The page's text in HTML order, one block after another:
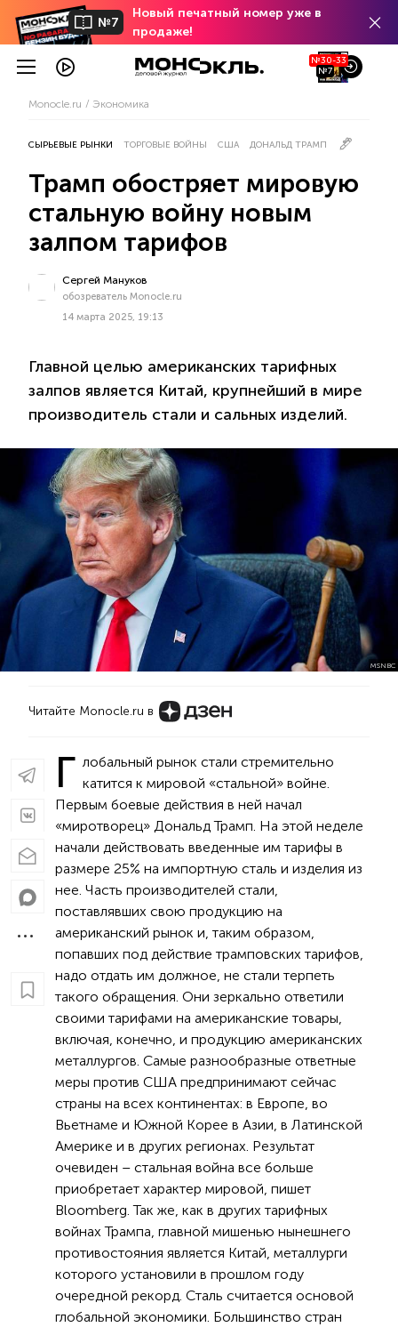
№7
Новый печатный номер уже в
продаже!
№30-33
№7
Monocle.ru Экономика
СЫРЬЕВЫЕ РЫНКИ ТОРГОВЫЕ ВОЙНЫ США ДОНАЛЬД ТРАМП
Трамп обостряет мировую
стальную войну новым
залпом тарифов
Сергей Мануков
обозреватель Monocle.ru
14 марта 2025, 19:13
Главной целью американских тарифных
залпов является Китай, крупнейший в мире
производитель стали и сальных изделий.
MSNBC
Читайте Monocle.ru в
Г лобальный рынок стали стремительно
катится к мировой «стальной» войне.
Первым боевые действия в ней начал
«миротворец» Дональд Трамп. На этой неделе
начали действовать введенные им тарифы в
размере 25% на импортную сталь и изделия из
нее. Часть производителей стали,
поставлявших свою продукцию на
американский рынок и, таким образом,
попавших под действие трамповских тарифов,
надо отдать им должное, не стали терпеть
такого обращения. Они зеркально ответили
своими тарифами на американские товары,
включая, конечно, и продукцию американских
металлургов. Самые разнообразные ответные
меры против США предпринимают сейчас
страны на всех континентах: в Европе, во
Вьетнаме и Южной Корее в Азии, в Латинской
Америке и в других регионах. Результат
очевиден – стальная война все больше
приобретает характер мировой, пишет
Bloomberg. Так же, как в других тарифных
войнах Трампа, главной мишенью нынешнего
противостояния является Китай, металлурги
которого установили в прошлом году
очередной рекорд. Сталь считается основой
глобальной экономики. Большинство стран